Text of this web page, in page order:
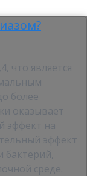
что является
более
оказывает
эффект на
эффект
среде.